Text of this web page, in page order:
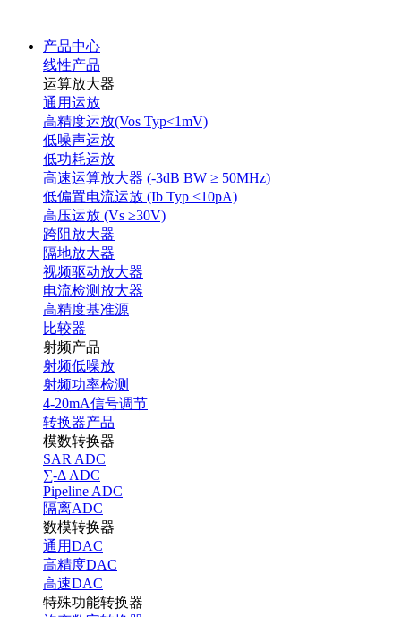
产品中心
线性产品
运算放大器
通用运放
高精度运放(Vos Typ<1mV)
低噪声运放
低功耗运放
高速运算放大器 (-3dB BW ≥ 50MHz)
低偏置电流运放 (Ib Typ <10pA)
高压运放 (Vs ≥30V)
跨阻放大器
隔地放大器
视频驱动放大器
电流检测放大器
高精度基准源
比较器
射频产品
射频低噪放
射频功率检测
4-20mA信号调节
转换器产品
模数转换器
SAR ADC
∑-Δ ADC
Pipeline ADC
隔离ADC
数模转换器
通用DAC
高精度DAC
高速DAC
特殊功能转换器